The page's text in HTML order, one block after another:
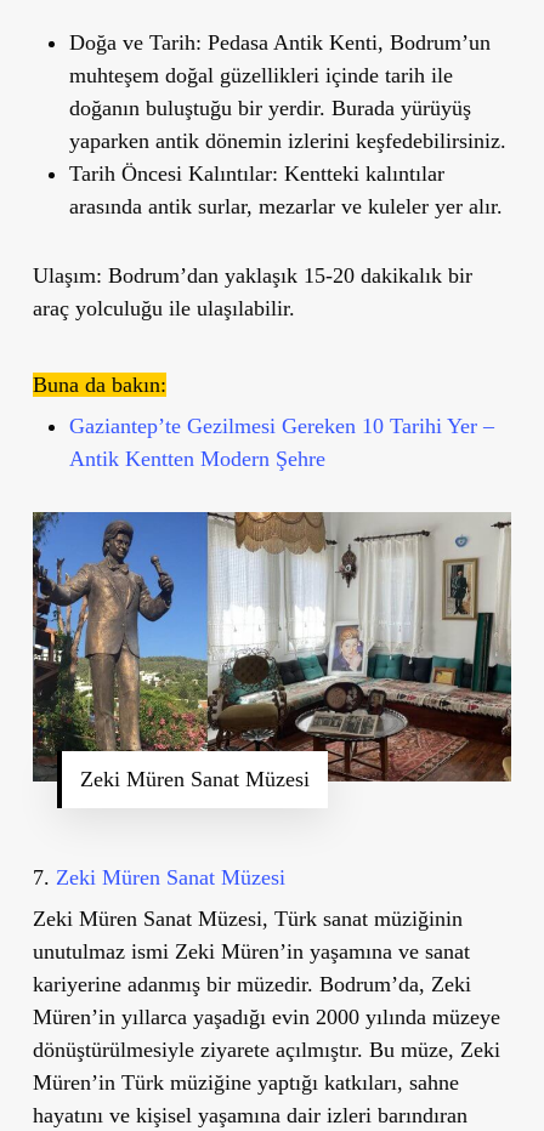
Doğa ve Tarih: Pedasa Antik Kenti, Bodrum’un
muhteşem doğal güzellikleri içinde tarih ile
doğanın buluştuğu bir yerdir. Burada yürüyüş
yaparken antik dönemin izlerini keşfedebilirsiniz.
Tarih Öncesi Kalıntılar: Kentteki kalıntılar
arasında antik surlar, mezarlar ve kuleler yer alır.
Ulaşım: Bodrum’dan yaklaşık 15-20 dakikalık bir
araç yolculuğu ile ulaşılabilir.
Buna da bakın:
Gaziantep’te Gezilmesi Gereken 10 Tarihi Yer –
Antik Kentten Modern Şehre
Zeki Müren Sanat Müzesi
7. Zeki Müren Sanat Müzesi
Zeki Müren Sanat Müzesi, Türk sanat müziğinin
unutulmaz ismi Zeki Müren’in yaşamına ve sanat
kariyerine adanmış bir müzedir. Bodrum’da, Zeki
Müren’in yıllarca yaşadığı evin 2000 yılında müzeye
dönüştürülmesiyle ziyarete açılmıştır. Bu müze, Zeki
Müren’in Türk müziğine yaptığı katkıları, sahne
hayatını ve kişisel yaşamına dair izleri barındıran